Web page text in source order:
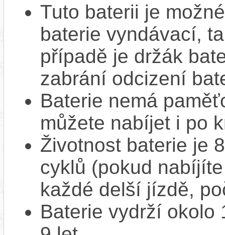
Tuto baterii je
baterie vyndávací,
případě je držák
zabrání odcizení
Baterie nemá
můžete nabíjet i po
Životnost baterie je
cyklů (pokud
každé delší jízdě,
Baterie vydrží okolo